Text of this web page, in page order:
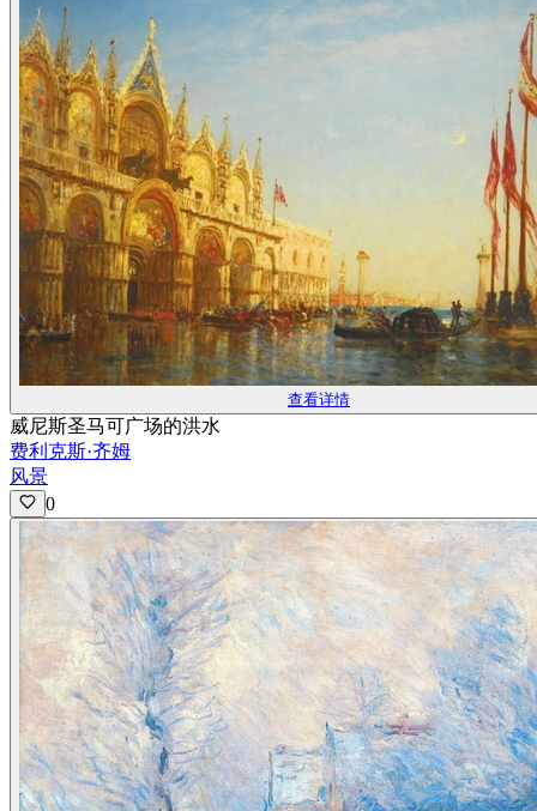
查看详情
威尼斯圣马可广场的洪水
费利克斯·齐姆
风景
0